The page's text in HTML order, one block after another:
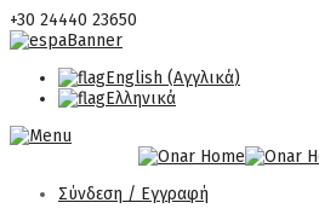
+30 24440 23650
English (Αγγλικά)
Ελληνικά
Σύνδεση / Εγγραφή